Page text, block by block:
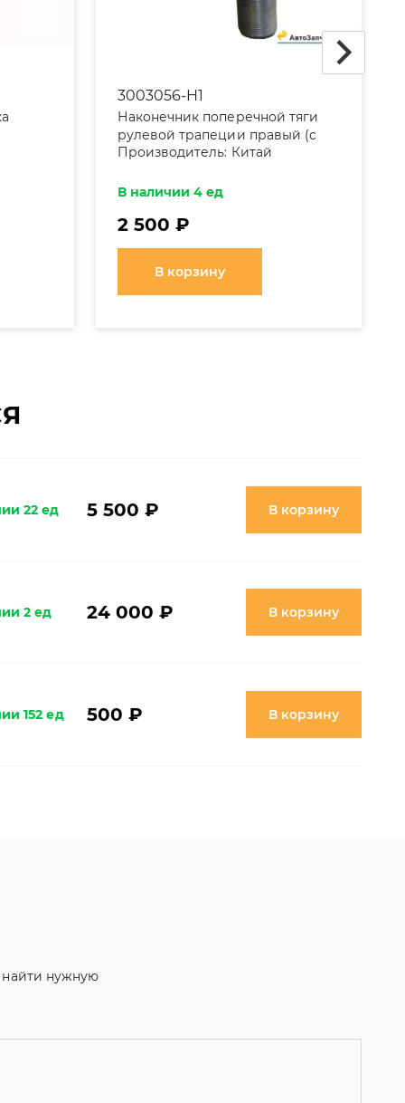
3003056-H1
Наконечник поперечной тяги
рулевой трапеции правый (с
пыльником, гайкой) 3003056-1Н
Производитель: Китай
В наличии 4 ед
2 500 ₽
В корзину
22 ед 5 500 ₽ В корзину
2 ед 24 000 ₽ В корзину
152 ед 500 ₽ В корзину
нужную